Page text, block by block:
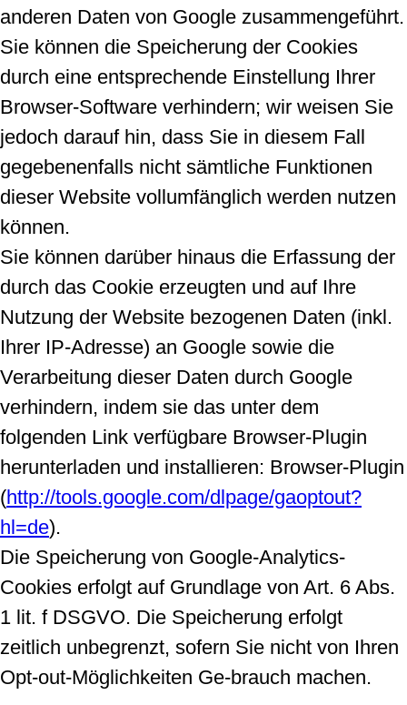
anderen Daten von Google zusammengeführt.
Sie können die Speicherung der Cookies
durch eine entsprechende Einstellung Ihrer
Browser-Software verhindern; wir weisen Sie
jedoch darauf hin, dass Sie in diesem Fall
gegebenenfalls nicht sämtliche Funktionen
dieser Website vollumfänglich werden nutzen
können.
Sie können darüber hinaus die Erfassung der
durch das Cookie erzeugten und auf Ihre
Nutzung der Website bezogenen Daten (inkl.
Ihrer IP-Adresse) an Google sowie die
Verarbeitung dieser Daten durch Google
verhindern, indem sie das unter dem
folgenden Link verfügbare Browser-Plugin
herunterladen und installieren: Browser-Plugin
(http://tools.google.com/dlpage/gaoptout?
hl=de).
Die Speicherung von Google-Analytics-
Cookies erfolgt auf Grundlage von Art. 6 Abs.
1 lit. f DSGVO. Die Speicherung erfolgt
zeitlich unbegrenzt, sofern Sie nicht von Ihren
Opt-out-Möglichkeiten Ge-brauch machen.